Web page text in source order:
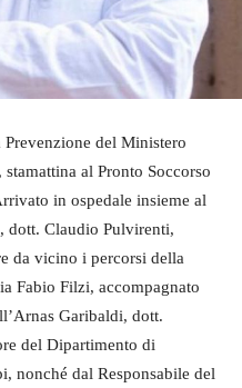
del Ministero
al Pronto Soccorso
in ospedale insieme al
dott. Claudio Pulvirenti,
da vicino i percorsi della
Fabio Filzi, accompagnato
Garibaldi, dott.
del Dipartimento di
nonché dal Responsabile del